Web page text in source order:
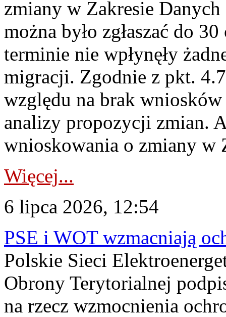
zmiany w Zakresie
można było zgłaszać do
terminie nie wpłynęły
migracji. Zgodnie z pkt.
względu na brak
analizy propozycji zmian.
wnioskowania o zmiany w
Więcej...
6 lipca 2026, 12:54
PSE i WOT wzmacniają
Polskie Sieci
Obrony Terytorialnej
na rzecz wzmocnienia